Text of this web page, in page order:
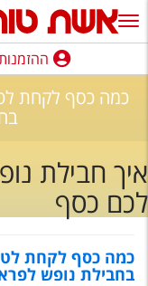
ההזמנות שלי
נופש בארץ
מלונות באילת
סגנונות טיול
כמה כסף לקחת
איך חבילת
לכם כסף
כמה כסף לקחת
בחבילת נופש